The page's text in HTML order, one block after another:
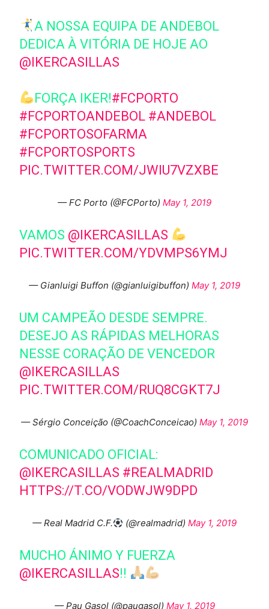
A NOSSA EQUIPA DE ANDEBOL
DEDICA À VITÓRIA DE HOJE AO
@IKERCASILLAS
FORÇA IKER!#FCPORTO
#FCPORTOANDEBOL #ANDEBOL
#FCPORTOSOFARMA
#FCPORTOSPORTS
PIC.TWITTER.COM/JWIU7VZXBE
— FC Porto (@FCPorto) May 1, 2019
VAMOS @IKERCASILLAS
PIC.TWITTER.COM/YDVMPS6YMJ
— Gianluigi Buffon (@gianluigibuffon) May 1, 2019
UM CAMPEÃO DESDE SEMPRE.
DESEJO AS RÁPIDAS MELHORAS
NESSE CORAÇÃO DE VENCEDOR
@IKERCASILLAS
PIC.TWITTER.COM/RUQ8CGKT7J
— Sérgio Conceição (@CoachConceicao) May 1, 2019
COMUNICADO OFICIAL:
@IKERCASILLAS #REALMADRID
HTTPS://T.CO/VODWJW9DPD
— Real Madrid C.F. (@realmadrid)May 1, 2019
MUCHO ÁNIMO Y FUERZA
@IKERCASILLAS!!
— Pau Gasol (@paugasol) May 1, 2019